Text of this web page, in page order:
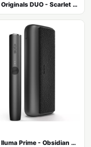
IQOS Originals DUO - Scarlet Red 加热不燃烧主机
IQOS Iluma Prime - Obsidian Black 加热不燃烧主机